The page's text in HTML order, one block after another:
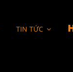
TIN TỨC